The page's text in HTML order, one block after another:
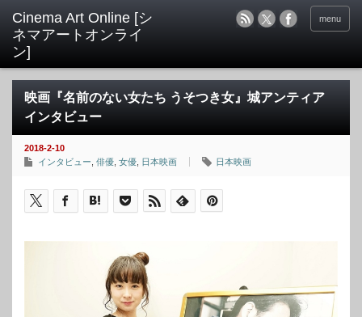
menu
映画『名前のない女たち うそつき女』城アンティア
インタビュー
2018-2-10
インタビュー 俳優 女優 日本映画 日本映画